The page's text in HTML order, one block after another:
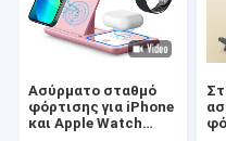
Ασύρματο σταθμό
φόρτισης για iPhone
και Apple Watch